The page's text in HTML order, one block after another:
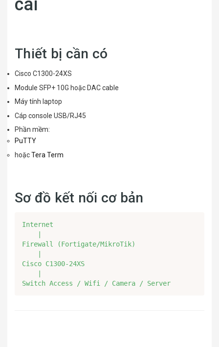
cài
Thiết bị cần có
Cisco C1300-24XS
Module SFP+ 10G hoặc DAC cable
Máy tính laptop
Cáp console USB/RJ45
Phần mềm:
PuTTY
hoặcTera Term
Sơ đồ kết nối cơ bản
Internet
Firewall (Fortigate/MikroTik)
Cisco C1300-24XS
Switch Access / Wifi / Camera / Server